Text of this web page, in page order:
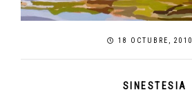
18 OCTUBRE, 2010
SINESTESIA